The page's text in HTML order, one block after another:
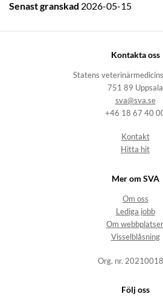
Senast granskad 2026-05-15
Kontakta oss
Statens
751 89 Uppsala
sva@sva.se
+46 18 67 40
Kontakt
Hitta hit
Mer om SVA
Om oss
Lediga jobb
Om
Visselblåsning
Org. nr.
Följ oss